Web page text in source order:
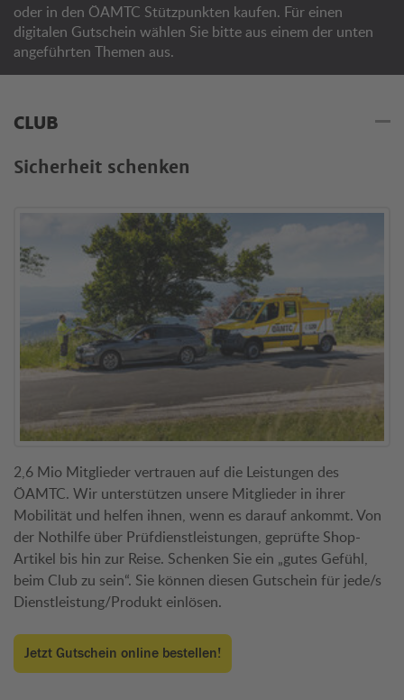
oder in den ÖAMTC Stützpunkten kaufen. Für einen
digitalen Gutschein wählen Sie bitte aus einem der unten
angeführten Themen aus.
CLUB
Sicherheit schenken
2,6 Mio Mitglieder vertrauen auf die Leistungen des
ÖAMTC. Wir unterstützen unsere Mitglieder in ihrer
Mobilität und helfen ihnen, wenn es darauf ankommt. Von
der Nothilfe über Prüfdienstleistungen, geprüfte Shop-
Artikel bis hin zur Reise. Schenken Sie ein „gutes Gefühl,
beim Club zu sein“. Sie können diesen Gutschein für jede/s
Dienstleistung/Produkt einlösen.
Jetzt Gutschein online bestellen!